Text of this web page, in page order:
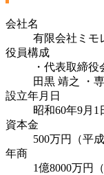
会社名
有限会社ミモ
役員構成
・代表取締
田黒 靖之 ・
設立年月日
昭和60年9月1
資本金
500万円（平
年商
1億8000万円